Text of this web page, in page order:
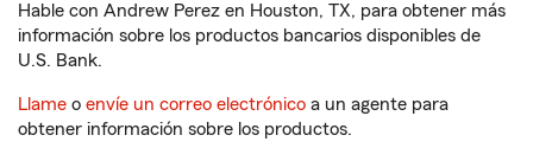
Hable con Andrew Perez en Houston, TX, para obtener más
información sobre los productos bancarios disponibles de
U.S. Bank.
Llame o envíe un correo electrónico a un agente para
obtener información sobre los productos.